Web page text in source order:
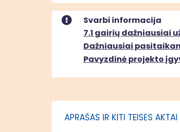
Svarbi informacija
7.1 gairių dažniausiai
Dažniausiai
Pavyzdinė projekto
APRAŠAS IR KITI TEISĖS AKTAI